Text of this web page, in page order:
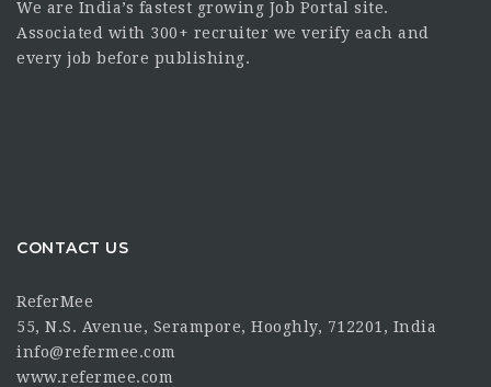
We are India’s fastest growing Job Portal site.
Associated with 300+ recruiter we verify each and
every job before publishing.
CONTACT US
ReferMee
55, N.S. Avenue, Serampore, Hooghly, 712201, India
info@refermee.com
www.refermee.com